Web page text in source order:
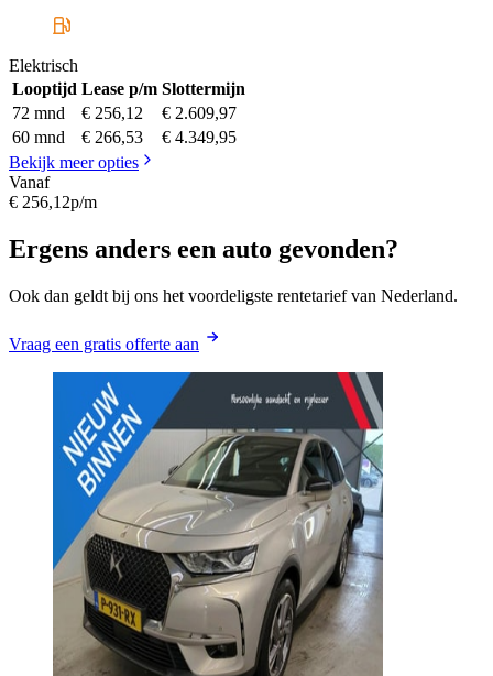
Elektrisch
Looptijd Lease p/m Slottermijn
72 mnd
€ 256,12
€ 2.609,97
60 mnd
€ 266,53
€ 4.349,95
Bekijk meer opties
Vanaf
€ 256,12p/m
Ergens anders een auto gevonden?
Ook dan geldt bij ons het voordeligste rentetarief van Nederland.
Vraag een gratis offerte aan